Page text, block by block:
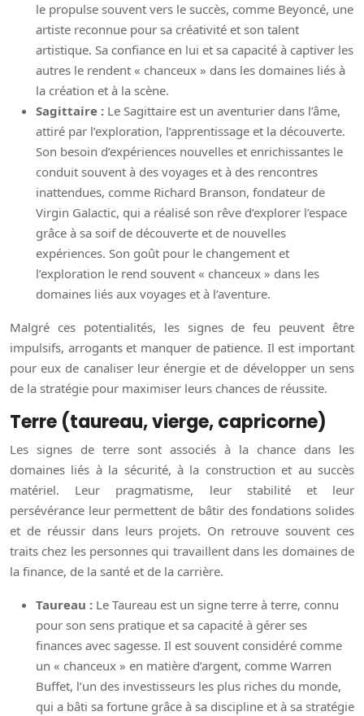
le propulse souvent vers le succès, comme Beyoncé, une
artiste reconnue pour sa créativité et son talent
artistique. Sa confiance en lui et sa capacité à captiver les
autres le rendent « chanceux » dans les domaines liés à
la création et à la scène.
Sagittaire : Le Sagittaire est un aventurier dans l’âme,
attiré par l’exploration, l’apprentissage et la découverte.
Son besoin d’expériences nouvelles et enrichissantes le
conduit souvent à des voyages et à des rencontres
inattendues, comme Richard Branson, fondateur de
Virgin Galactic, qui a réalisé son rêve d’explorer l’espace
grâce à sa soif de découverte et de nouvelles
expériences. Son goût pour le changement et
l’exploration le rend souvent « chanceux » dans les
domaines liés aux voyages et à l’aventure.
Malgré ces potentialités, les signes de feu peuvent être
impulsifs, arrogants et manquer de patience. Il est important
pour eux de canaliser leur énergie et de développer un sens
de la stratégie pour maximiser leurs chances de réussite.
Terre (taureau, vierge, capricorne)
Les signes de terre sont associés à la chance dans les
domaines liés à la sécurité, à la construction et au succès
matériel. Leur pragmatisme, leur stabilité et leur
persévérance leur permettent de bâtir des fondations solides
et de réussir dans leurs projets. On retrouve souvent ces
traits chez les personnes qui travaillent dans les domaines de
la finance, de la santé et de la carrière.
Taureau : Le Taureau est un signe terre à terre, connu
pour son sens pratique et sa capacité à gérer ses
finances avec sagesse. Il est souvent considéré comme
un « chanceux » en matière d’argent, comme Warren
Buffet, l’un des investisseurs les plus riches du monde,
qui a bâti sa fortune grâce à sa discipline et à sa stratégie